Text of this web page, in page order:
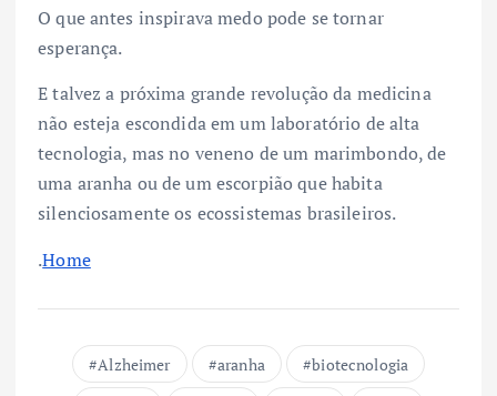
O que antes inspirava medo pode se tornar
esperança.
E talvez a próxima grande revolução da medicina
não esteja escondida em um laboratório de alta
tecnologia, mas no veneno de um marimbondo, de
uma aranha ou de um escorpião que habita
silenciosamente os ecossistemas brasileiros.
.Home
Alzheimer aranha
biotecnologia